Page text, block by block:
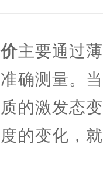
主要通过
确测量。
的激发态
的变化，